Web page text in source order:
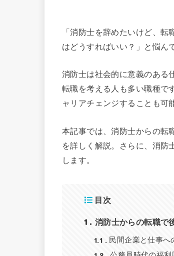
「消防士を辞めたいけど、
はどうすればいい？」と悩ん
消防士は社会的に意義のある
転職を考える人も多い職種で
ャリアチェンジすることも可
本記事では、消防士からの転
を詳しく解説。さらに、消防
します。
目次
1 消防士からの転職で
1.1 民間企業と仕事へ